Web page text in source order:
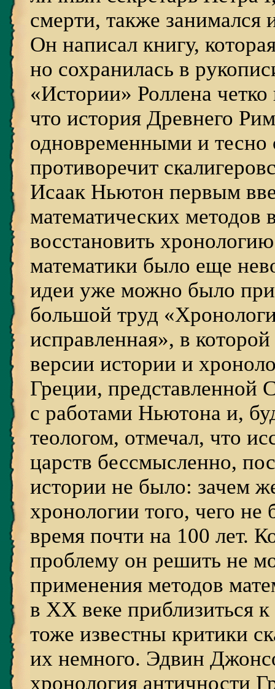
смерти, также занимался
Он написал книгу,
но сохранилась в
«Истории» Роллена
что история Древнего
одновременными и тесно
противоречит
Исаак Ньютон первым
математических
восстановить
математики было еще
идеи уже можно было
большой труд
исправленная», в
версии истории и
Греции, представленной
с работами Ньютона и,
теологом, отмечал, что
царств бессмысленно,
истории не было: зачем
хронологии того, чего
время почти на 100 лет.
проблему он решить не
применения методов
в ХХ веке приблизиться
тоже известны критики
их немного. Эдвин
хронология античности